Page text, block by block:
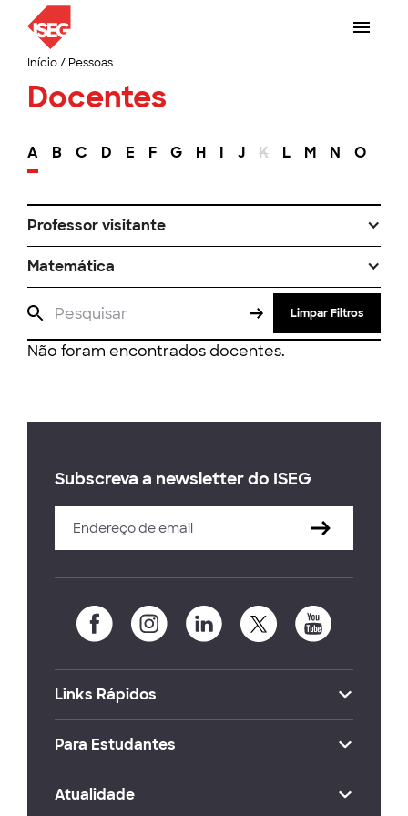
Início/ Pessoas
Docentes
A B C D E F G H I J K L M N O
Professor visitante
Matemática
Limpar Filtros
Não foram encontrados docentes.
Subscreva a newsletter do ISEG
Links Rápidos
Para Estudantes
Atualidade